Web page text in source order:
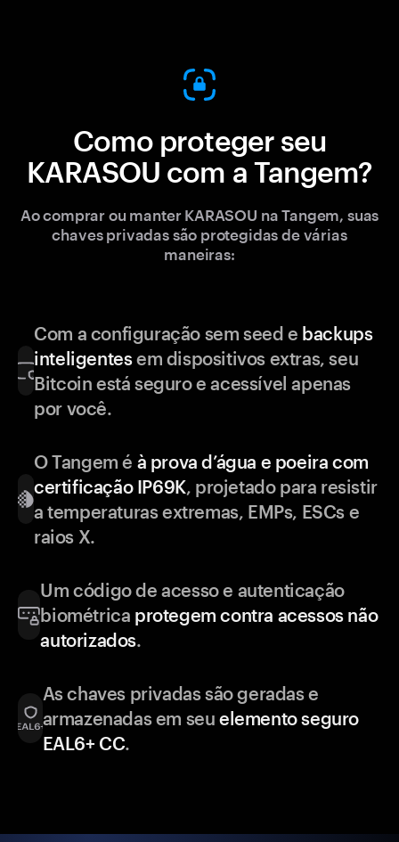
Como proteger seu
KARASOU com a Tangem?
Ao comprar ou manter KARASOU na Tangem, suas
chaves privadas são protegidas de várias
maneiras:
Com a configuração sem seed e backups
inteligentesem dispositivos extras, seu
Bitcoin está seguro e acessível apenas
por você.
O Tangem é à prova d’água e poeira com
certificação IP69K, projetado para resistir
a temperaturas extremas, EMPs, ESCs e
raios X.
Um código de acesso e autenticação
biométrica protegem contra acessos não
autorizados.
As chaves privadas são geradas e
armazenadas em seu elemento seguro
EAL6+ CC.